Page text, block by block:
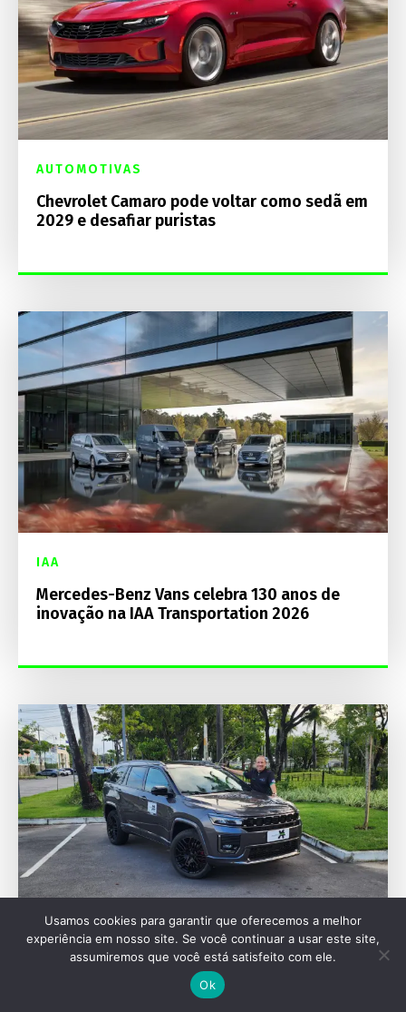
AUTOMOTIVAS
Chevrolet Camaro pode voltar como sedã em
2029 e desafiar puristas
IAA
Mercedes-Benz Vans celebra 130 anos de
inovação na IAA Transportation 2026
AVALIAÇÕES
Jeep Commander Blackhawk 2027 aposta em
Usamos cookies para garantir que oferecemos a melhor
experiência em nosso site. Se você continuar a usar este site,
assumiremos que você está satisfeito com ele.
Ok